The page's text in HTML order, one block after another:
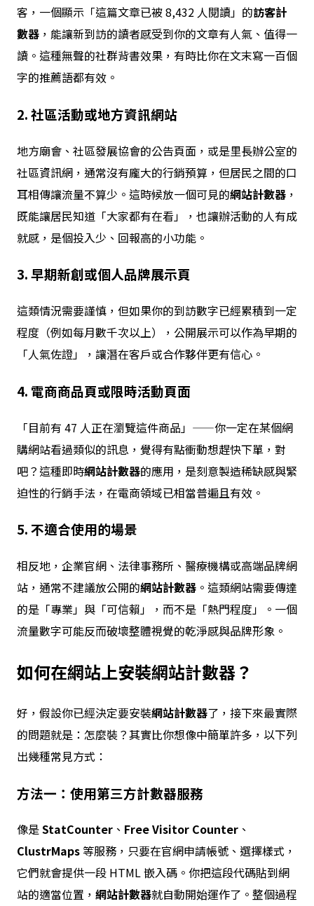
客，一個顯示「這篇文章已被 8,432 人閱讀」的訪客計
數器 ，能讓新到訪的讀者感受到你的文章有人氣、值得一
讀。這種無聲的社群背書效果，有時比你在文末寫一百個
字的推薦語都有效。
2. 社區活動或地方資訊網站
地方廟會、社區發展協會的公告頁面，或是里長辦公室的
社區資訊網，通常沒有龐大的行銷預算，但居民之間的口
耳相傳讓流量不算少。這時候放一個可見的網站計數器 ，
既能讓居民知道「大家都有在看」，也讓辦活動的人有成
就感，是個投入少、回報高的小功能。
3. 早期新創或個人品牌展示頁
這類情況需要謹慎，但如果你的到訪數字已經累積到一定
程度（例如每月數千次以上），公開展示可以作為早期的
「人氣佐證」，讓潛在客戶或合作夥伴更有信心。
4. 電商商品頁或限時活動頁面
「目前有 47 人正在瀏覽這件商品」——你一定在某個網
購網站看過類似的訊息，覺得有點衝動想趕快下單，對
吧？這種即時網站計數器的應用，是刻意製造稀缺感與緊
迫性的行銷手法，在電商領域已相當普遍且有效。
5. 不適合使用的場景
相反地，企業官網、法律事務所、醫療機構或高端品牌網
站，通常不建議放公開的網站計數器 。這類網站需要傳達
的是「專業」與「可信賴」，而不是「熱門程度」。一個
流量數字可能反而破壞整體視覺的乾淨感與品牌形象。
如何在網站上安裝網站計數器？
好，假設你已經決定要安裝網站計數器了，接下來最實際
的問題就是：怎麼裝？其實比你想像中簡單許多，以下列
出幾種常見方式：
方法一：使用第三方計數器服務
像是StatCounter 、 Free Visitor Counter 、
ClustrMaps等服務，只要在官網申請帳號、選擇樣式，
它們就會提供一段 HTML 嵌入碼。你把這段代碼貼到網
站的適當位置， 網站計數器就自動開始運作了。整個過程